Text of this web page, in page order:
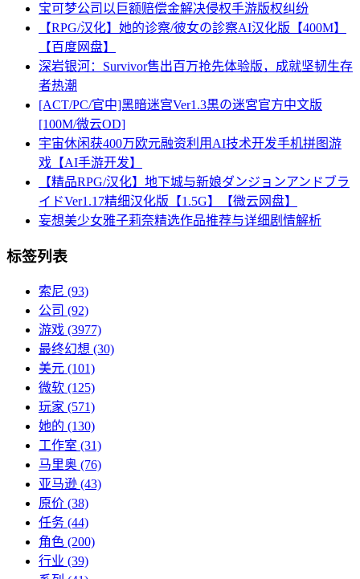
宝可梦公司以巨额赔偿金解决侵权手游版权纠纷
【RPG/汉化】她的诊察/彼女の診察AI汉化版【400M】
【百度网盘】
深岩银河：Survivor售出百万抢先体验版，成就坚韧生存
者热潮
[ACT/PC/官中]黑暗迷宫Ver1.3黒の迷宮官方中文版
[100M/微云OD]
宇宙休闲获400万欧元融资利用AI技术开发手机拼图游
戏【AI手游开发】
【精品RPG/汉化】地下城与新娘ダンジョンアンドブラ
イドVer1.17精细汉化版【1.5G】【微云网盘】
妄想美少女雅子莉奈精选作品推荐与详细剧情解析
标签列表
索尼 (93)
公司 (92)
游戏 (3977)
最终幻想 (30)
美元 (101)
微软 (125)
玩家 (571)
她的 (130)
工作室 (31)
马里奥 (76)
亚马逊 (43)
原价 (38)
任务 (44)
角色 (200)
行业 (39)